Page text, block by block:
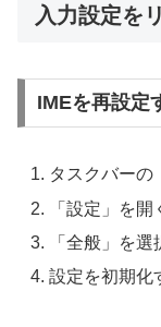
入力設定を
IMEを再設定
タスクバーの
「設定」を開
「全般」を選
設定を初期化